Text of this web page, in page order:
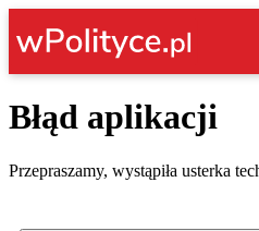
Błąd aplikacji
Przepraszamy, wystąpiła usterka